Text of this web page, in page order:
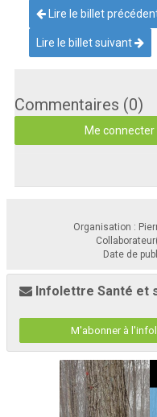
Lire le billet
Lire le billet suivant
Commentaires (0)
Me connecter
Organisation :
Date de
Infolettre Santé et
M'abonner à